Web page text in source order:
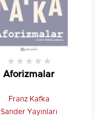
Aforizmalar
★ ★ ★ ★ ★
Franz Kafka
Sander Yayınları